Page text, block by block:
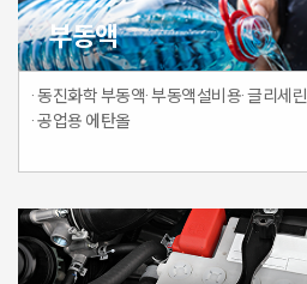
부동액
· 동진화학 부동액· 부동액설비용· 글리세린
· 공업용 에탄올